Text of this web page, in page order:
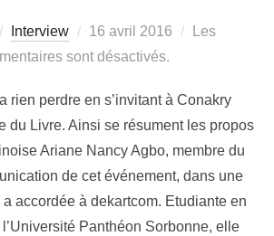
Interview 16 avril 2016
Les
sont désactivés.
rien perdre en s’invitant à Conakry
du Livre. Ainsi se résument les propos
Ariane Nancy Agbo, membre du
de cet événement, dans une
a accordée à dekartcom. Etudiante en
Panthéon Sorbonne, elle